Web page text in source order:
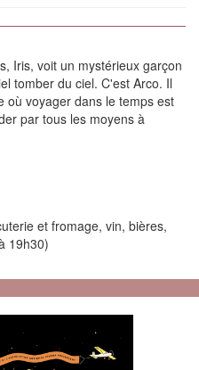
Iris, voit un mystérieux garçon
tomber du ciel. C'est Arco. Il
où voyager dans le temps est
par tous les moyens à
et fromage, vin, bières,
19h30)